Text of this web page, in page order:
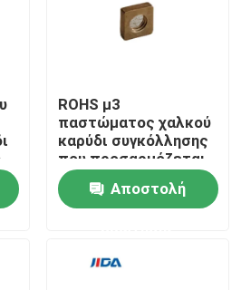
ROHS μ3
παστώματος χαλκού
καρύδι συγκόλλησης
που προσαρμόζεται
τετραγωνικό
Αποστολή